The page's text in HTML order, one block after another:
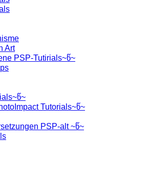
Art
PSP-Tutirials~წ~
Tutorials~წ~
PSP-alt ~წ~